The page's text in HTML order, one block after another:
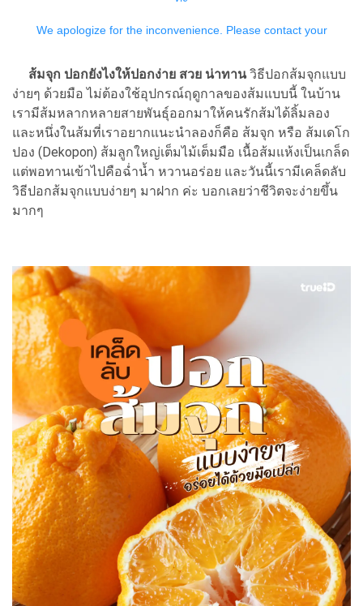
ส้มจุก ปอกยังไงให้ปอกง่าย สวย น่าทานวิธีปอกส้มจุกแบบ
ง่ายๆ ด้วยมือ ไม่ต้องใช้อุปกรณ์ฤดูกาลของส้มแบบนี้ ในบ้าน
เรามีส้มหลากหลายสายพันธุ์ออกมาให้คนรักส้มได้ลิ้มลอง
และหนึ่งในส้มที่เราอยากแนะนำลองก็คือ ส้มจุก หรือ ส้มเดโก
ปอง (Dekopon) ส้มลูกใหญ่เต็มไม้เต็มมือ เนื้อส้มแห้งเป็นเกล็ด
แต่พอทานเข้าไปคือฉ่ำน้ำ หวานอร่อย และวันนี้เรามีเคล็ดลับ
วิธีปอกส้มจุกแบบง่ายๆ มาฝาก ค่ะ บอกเลยว่าชีวิตจะง่ายขึ้น
มากๆ